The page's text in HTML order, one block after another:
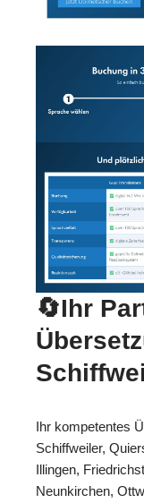
🔄Ihr
Ihr kompetentes
Schiffweiler,
Illingen,
Neunkirchen,